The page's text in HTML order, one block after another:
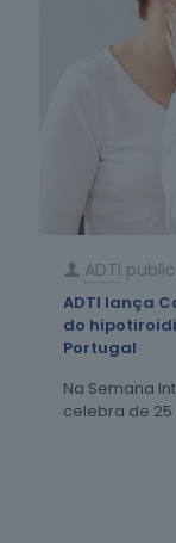
ADTI
ADTI lança
do
Portugal
Na Semana
celebra de 25